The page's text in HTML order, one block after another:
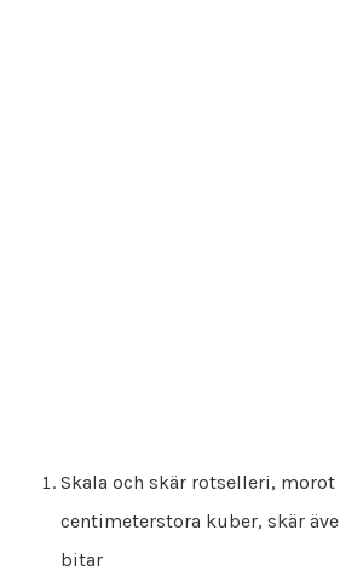
Skala och skär rotselleri, morot
centimeterstora kuber, skär
bitar